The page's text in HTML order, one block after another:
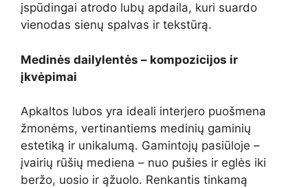
įspūdingai atrodo lubų apdaila, kuri suardo
vienodas sienų spalvas ir tekstūrą.
Medinės dailylentės – kompozicijos ir
įkvėpimai
Apkaltos lubos yra ideali interjero puošmena
žmonėms, vertinantiems medinių gaminių
estetiką ir unikalumą. Gamintojų pasiūloje –
įvairių rūšių mediena – nuo ​​pušies ir eglės iki
beržo, uosio ir ąžuolo. Renkantis tinkamą